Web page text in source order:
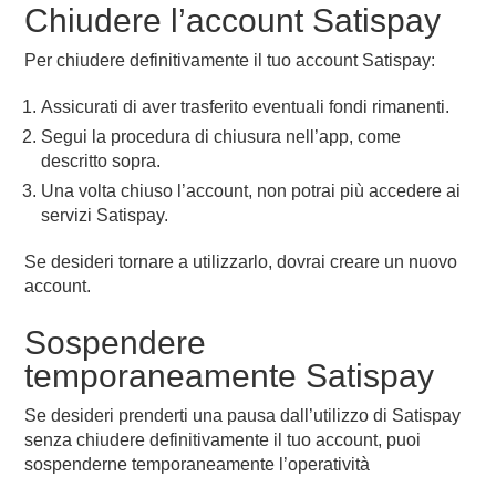
Chiudere l’account Satispay
Per chiudere definitivamente il tuo account Satispay:
Assicurati di aver trasferito eventuali fondi rimanenti.
Segui la procedura di chiusura nell’app, come
descritto sopra.
Una volta chiuso l’account, non potrai più accedere ai
servizi Satispay.
Se desideri tornare a utilizzarlo, dovrai creare un nuovo
account.
Sospendere
temporaneamente Satispay
Se desideri prenderti una pausa dall’utilizzo di Satispay
senza chiudere definitivamente il tuo account, puoi
sospenderne temporaneamente l’operatività